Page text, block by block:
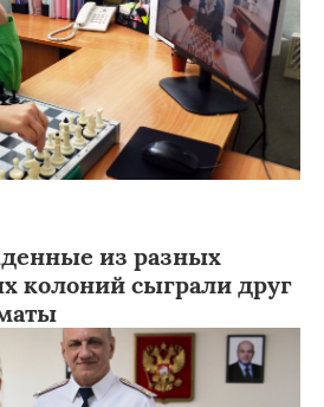
из разных
колоний сыграли друг